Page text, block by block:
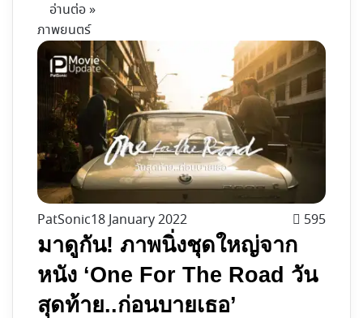
อ่านต่อ »
ภาพยนตร์
PatSonic18 January 2022 595
มาดูกัน! ภาพนิ่งชุดใหญ่จาก
หนัง ‘One For The Road วัน
สุดท้าย..ก่อนบายเธอ’